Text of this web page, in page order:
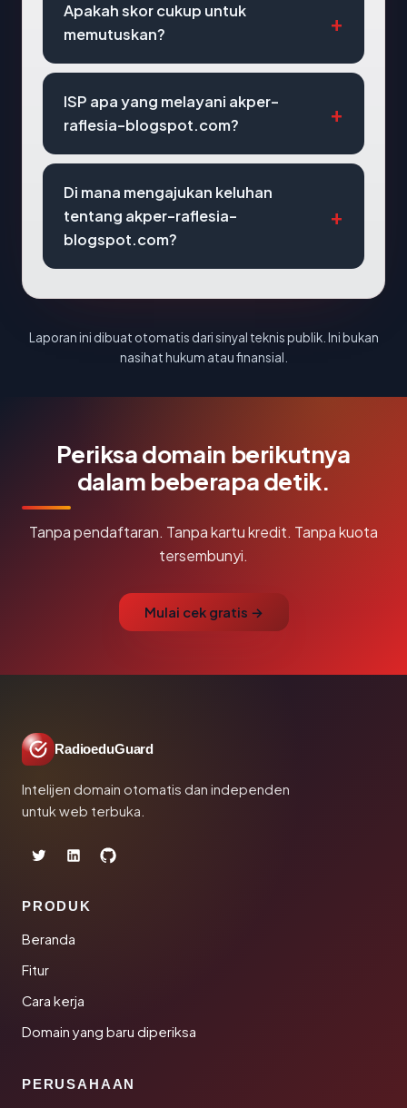
Apakah skor cukup untuk
memutuskan?
ISP apa yang melayani akper-
raflesia-blogspot.com?
Di mana mengajukan keluhan
tentang akper-raflesia-
blogspot.com?
Laporan ini dibuat otomatis dari sinyal teknis publik. Ini bukan
nasihat hukum atau finansial.
Periksa domain berikutnya
dalam beberapa detik.
Tanpa pendaftaran. Tanpa kartu kredit. Tanpa kuota
tersembunyi.
Mulai cek gratis →
RadioeduGuard
Intelijen domain otomatis dan independen
untuk web terbuka.
PRODUK
Beranda
Fitur
Cara kerja
Domain yang baru diperiksa
PERUSAHAAN